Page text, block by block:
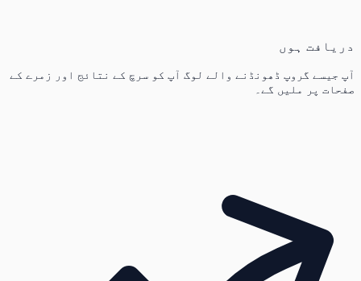
دریافت ہوں
آپ جیسے گروپ ڈھونڈنے والے لوگ آپ کو سرچ کے نتائج اور زمرے کے
صفحات پر ملیں گے۔